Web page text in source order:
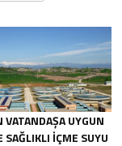
VATANDAŞA UYGUN
SAĞLIKLI IÇME SUYU